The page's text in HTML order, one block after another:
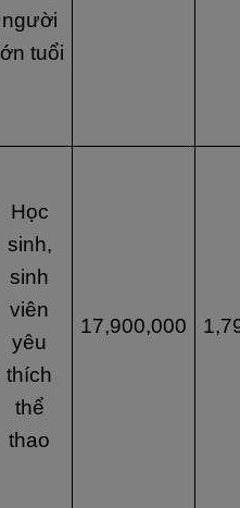
người
lớn tuổi
Học
sinh,
sinh
viên
yêu
thích
thể
thao
17,900,000